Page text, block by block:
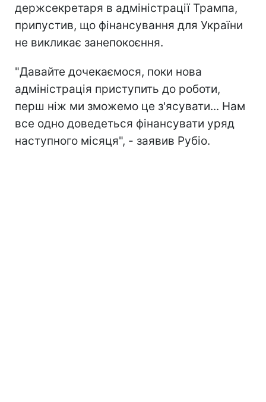
держсекретаря в адміністрації Трампа,
припустив, що фінансування для України
не викликає занепокоєння.
"Давайте дочекаємося, поки нова
адміністрація приступить до роботи,
перш ніж ми зможемо це з'ясувати... Нам
все одно доведеться фінансувати уряд
наступного місяця", - заявив Рубіо.